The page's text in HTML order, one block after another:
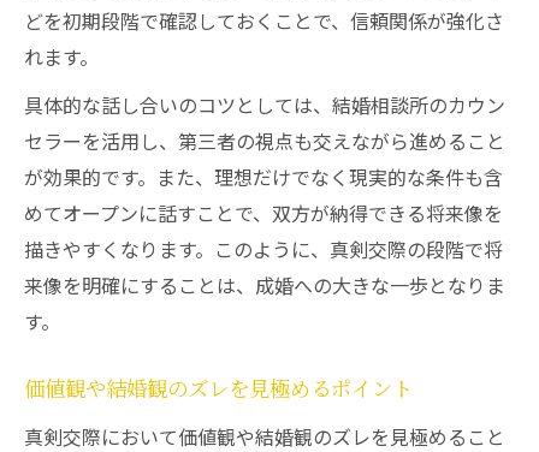
どを初期段階で確認しておくことで、信頼関係が強化さ
れます。
具体的な話し合いのコツとしては、結婚相談所のカウン
セラーを活用し、第三者の視点も交えながら進めること
が効果的です。また、理想だけでなく現実的な条件も含
めてオープンに話すことで、双方が納得できる将来像を
描きやすくなります。このように、真剣交際の段階で将
来像を明確にすることは、成婚への大きな一歩となりま
す。
価値観や結婚観のズレを見極めるポイント
真剣交際において価値観や結婚観のズレを見極めること